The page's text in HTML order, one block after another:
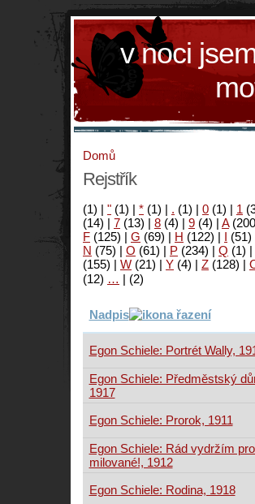
v noci
Domů
Rejstřík
(1) | " (1) | * (1) | . (1) | 0 (1) | 1
(14) | 7 (13) | 8 (4) | 9 (4) | A
F (125) | G (69) | H (122) | I (51)
N (75) | O (61) | P (234) | Q (1) |
(155) | W (21) | Y (4) | Z (128) |
(2)
|
…
(12)
Nadpis
Egon Schiele: Portrét Wally,
Egon Schiele: Předměstský
1917
Egon Schiele: Prorok, 1911
Egon Schiele: Rád vydržím
milované!, 1912
Egon Schiele: Rodina, 1918